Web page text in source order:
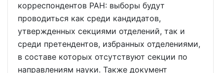
корреспондентов РАН: выборы будут
проводиться как среди кандидатов,
утвержденных секциями отделений, так и
среди претендентов, избранных отделениями,
в составе которых отсутствуют секции по
направлениям науки. Также документ